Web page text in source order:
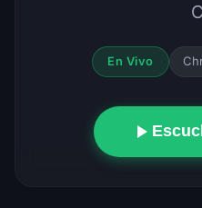
En Vivo